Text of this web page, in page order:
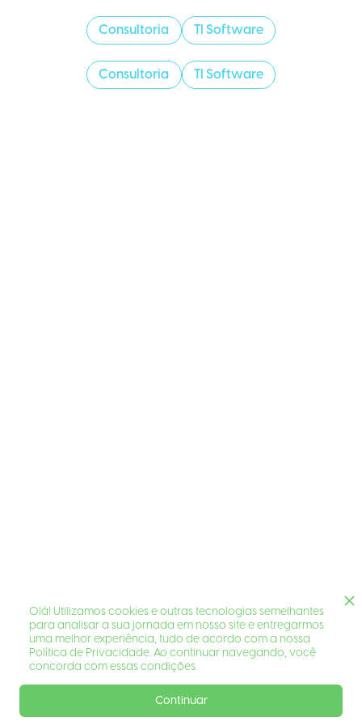
Consultoria TI Software
Consultoria TI Software
Olá! Utilizamos cookies e outras tecnologias semelhantes
para analisar a sua jornada em nosso site e entregarmos
uma melhor experiência, tudo de acordo com a nossa
Política de Privacidade. Ao continuar navegando, você
concorda com essas condições.
Continuar